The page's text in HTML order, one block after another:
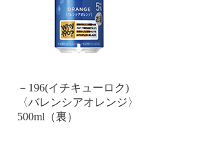
－196(イチキューロク)
〈バレンシアオレンジ〉
500ml（裏）